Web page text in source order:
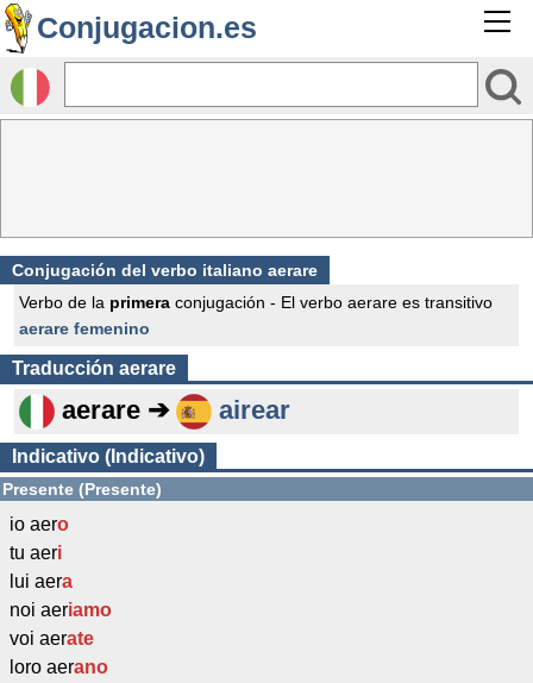
Conjugacion.es
Conjugación del verbo italiano aerare
Verbo de la primera conjugación - El verbo aerare es transitivo
aerare femenino
Traducción aerare
aerare ➔ airear
Indicativo (Indicativo)
Presente (Presente)
io aero
tu aeri
lui aera
noi aeriamo
voi aerate
loro aerano